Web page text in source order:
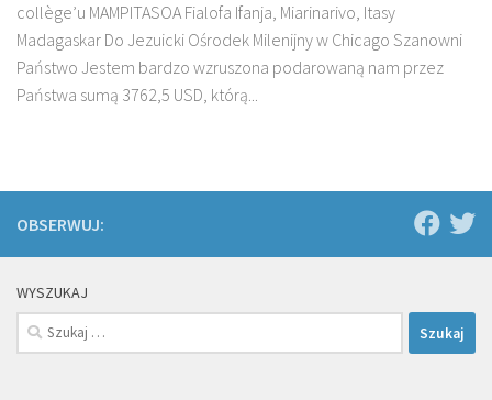
collège’u MAMPITASOA Fialofa Ifanja, Miarinarivo, Itasy
Madagaskar Do Jezuicki Ośrodek Milenijny w Chicago Szanowni
Państwo Jestem bardzo wzruszona podarowaną nam przez
Państwa sumą 3762,5 USD, którą...
OBSERWUJ:
WYSZUKAJ
Szukaj: